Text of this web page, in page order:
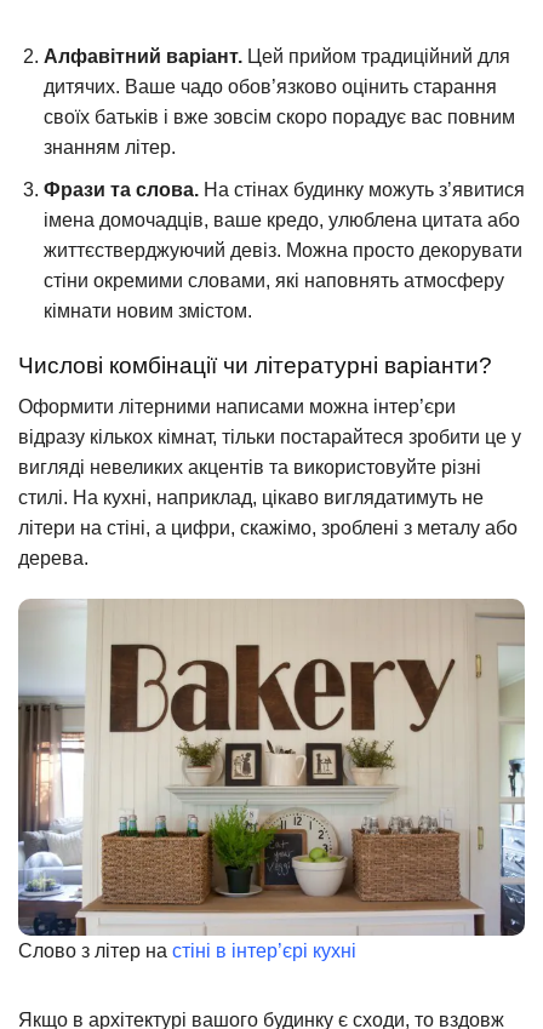
Алфавітний варіант.Цей прийом традиційний для
дитячих. Ваше чадо обов’язково оцінить старання
своїх батьків і вже зовсім скоро порадує вас повним
знанням літер.
Фрази та слова.На стінах будинку можуть з’явитися
імена домочадців, ваше кредо, улюблена цитата або
життєстверджуючий девіз. Можна просто декорувати
стіни окремими словами, які наповнять атмосферу
кімнати новим змістом.
Числові комбінації чи літературні варіанти?
Оформити літерними написами можна інтер’єри
відразу кількох кімнат, тільки постарайтеся зробити це у
вигляді невеликих акцентів та використовуйте різні
стилі. На кухні, наприклад, цікаво виглядатимуть не
літери на стіні, а цифри, скажімо, зроблені з металу або
дерева.
Слово з літер на стіні в інтер’єрі кухні
Якщо в архітектурі вашого будинку є сходи, то вздовж